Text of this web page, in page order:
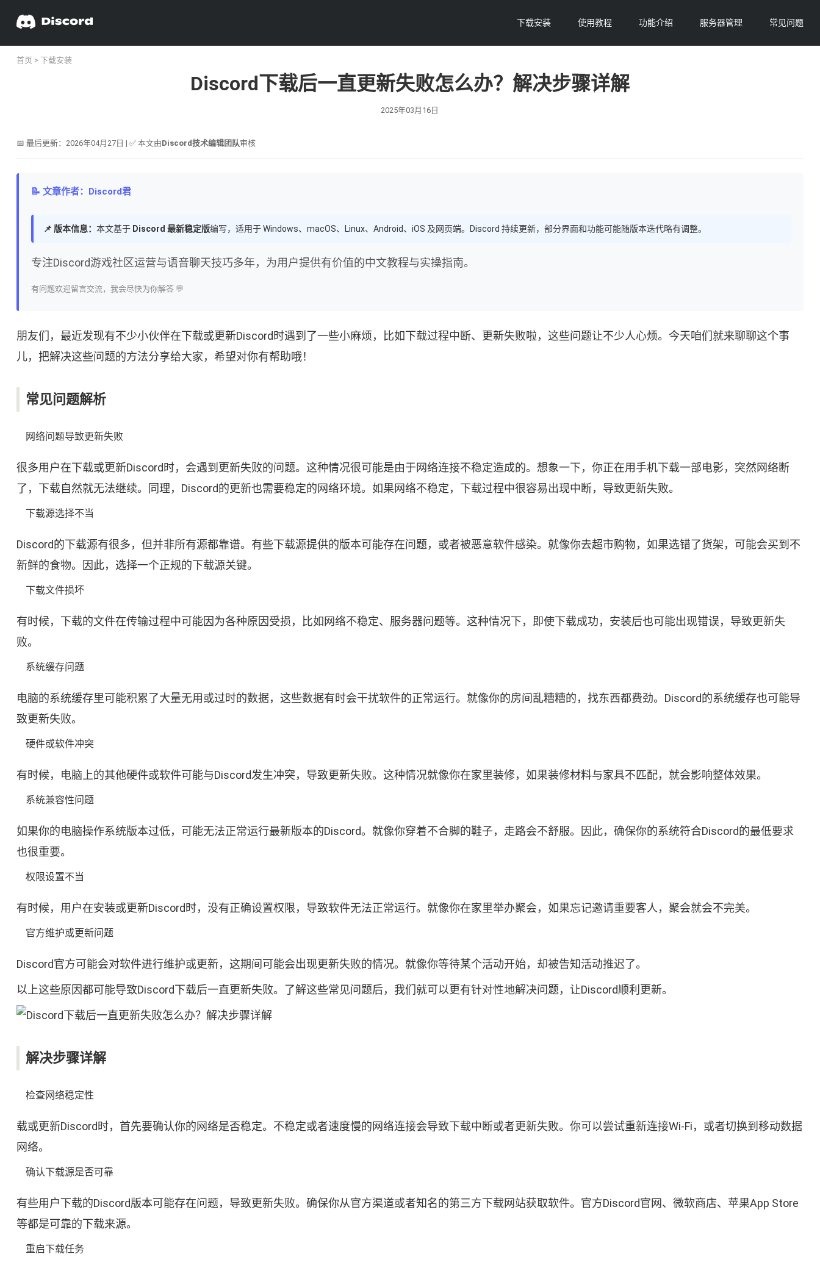
下载安装 使用教程 功能介绍 服务器管理 常见问题
首页 > 下载安装
Discord下载后一直更新失败怎么办？解决步骤详解
2025年03月16日
📅 最后更新：2026年04月27日 | ✅ 本文由Discord技术编辑团队审核
📝 文章作者：Discord君
📌 版本信息： 本文基于 Discord 最新稳定版编写，适用于 Windows、macOS、Linux、Android、iOS 及网页端。Discord 持续更新，部分界面和功能可能随版本迭代略有调整。
专注Discord游戏社区运营与语音聊天技巧多年，为用户提供有价值的中文教程与实操指南。
有问题欢迎留言交流，我会尽快为你解答 💬
朋友们，最近发现有不少小伙伴在下载或更新Discord时遇到了一些小麻烦，比如下载过程中断、更新失败啦，这些问题让不少人心烦。今天咱们就来聊聊这个事
儿，把解决这些问题的方法分享给大家，希望对你有帮助哦！
常见问题解析
网络问题导致更新失败
很多用户在下载或更新Discord时，会遇到更新失败的问题。这种情况很可能是由于网络连接不稳定造成的。想象一下，你正在用手机下载一部电影，突然网络断
了，下载自然就无法继续。同理，Discord的更新也需要稳定的网络环境。如果网络不稳定，下载过程中很容易出现中断，导致更新失败。
下载源选择不当
Discord的下载源有很多，但并非所有源都靠谱。有些下载源提供的版本可能存在问题，或者被恶意软件感染。就像你去超市购物，如果选错了货架，可能会买到不
新鲜的食物。因此，选择一个正规的下载源关键。
下载文件损坏
有时候，下载的文件在传输过程中可能因为各种原因受损，比如网络不稳定、服务器问题等。这种情况下，即使下载成功，安装后也可能出现错误，导致更新失
败。
系统缓存问题
电脑的系统缓存里可能积累了大量无用或过时的数据，这些数据有时会干扰软件的正常运行。就像你的房间乱糟糟的，找东西都费劲。Discord的系统缓存也可能导
致更新失败。
硬件或软件冲突
有时候，电脑上的其他硬件或软件可能与Discord发生冲突，导致更新失败。这种情况就像你在家里装修，如果装修材料与家具不匹配，就会影响整体效果。
系统兼容性问题
如果你的电脑操作系统版本过低，可能无法正常运行最新版本的Discord。就像你穿着不合脚的鞋子，走路会不舒服。因此，确保你的系统符合Discord的最低要求
也很重要。
权限设置不当
有时候，用户在安装或更新Discord时，没有正确设置权限，导致软件无法正常运行。就像你在家里举办聚会，如果忘记邀请重要客人，聚会就会不完美。
官方维护或更新问题
Discord官方可能会对软件进行维护或更新，这期间可能会出现更新失败的情况。就像你等待某个活动开始，却被告知活动推迟了。
以上这些原因都可能导致Discord下载后一直更新失败。了解这些常见问题后，我们就可以更有针对性地解决问题，让Discord顺利更新。
解决步骤详解
检查网络稳定性
载或更新Discord时，首先要确认你的网络是否稳定。不稳定或者速度慢的网络连接会导致下载中断或者更新失败。你可以尝试重新连接Wi-Fi，或者切换到移动数据
网络。
确认下载源是否可靠
有些用户下载的Discord版本可能存在问题，导致更新失败。确保你从官方渠道或者知名的第三方下载网站获取软件。官方Discord官网、微软商店、苹果App Store
等都是可靠的下载来源。
重启下载任务